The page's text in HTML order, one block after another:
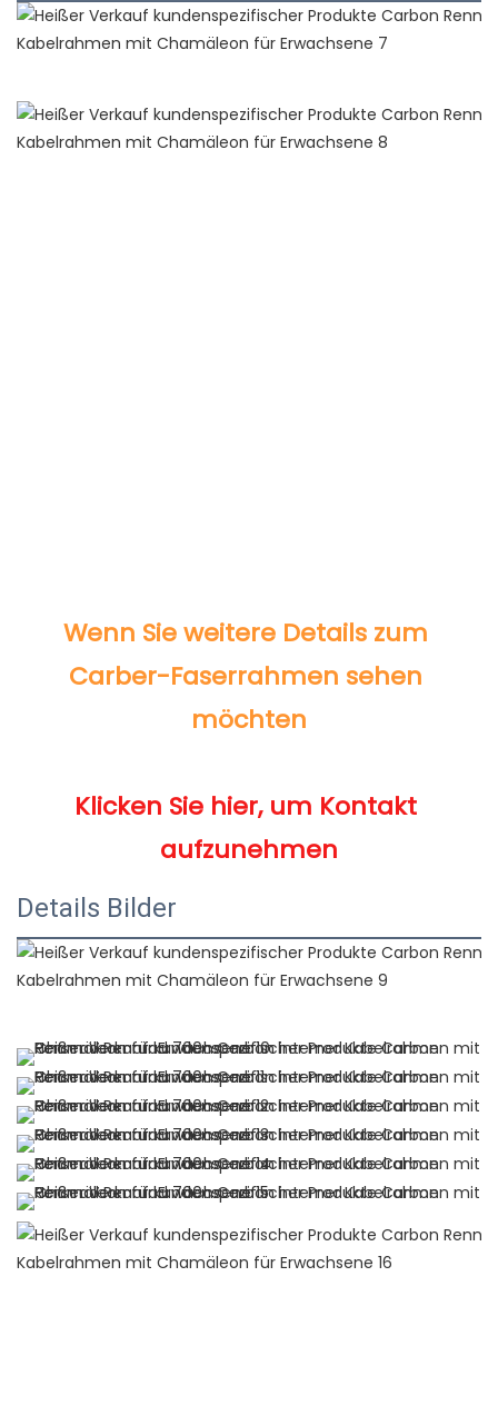
Wenn Sie weitere Details zum
Carber-Faserrahmen sehen
Klicken Sie hier, um Kontakt
Details Bilder